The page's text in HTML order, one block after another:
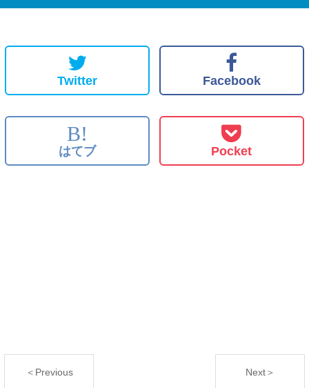
Twitter Facebook
B!
はてブ Pocket
＜Previous Next＞